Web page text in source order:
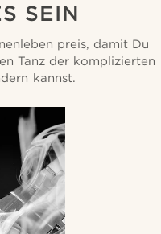
SEIN
preis, damit Du
Tanz der komplizierten
kannst.